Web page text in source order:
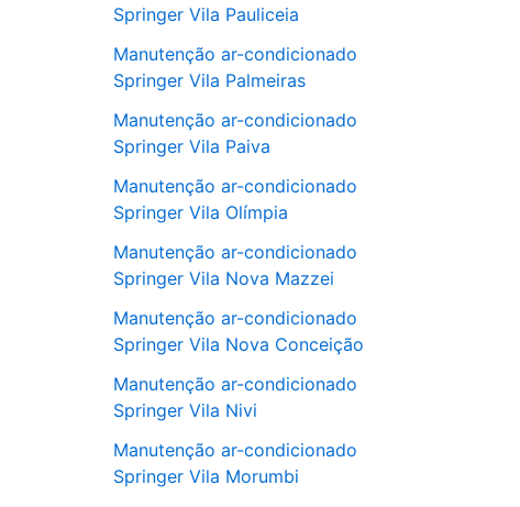
Springer Vila Pauliceia
Manutenção ar-condicionado
Springer Vila Palmeiras
Manutenção ar-condicionado
Springer Vila Paiva
Manutenção ar-condicionado
Springer Vila Olímpia
Manutenção ar-condicionado
Springer Vila Nova Mazzei
Manutenção ar-condicionado
Springer Vila Nova Conceição
Manutenção ar-condicionado
Springer Vila Nivi
Manutenção ar-condicionado
Springer Vila Morumbi